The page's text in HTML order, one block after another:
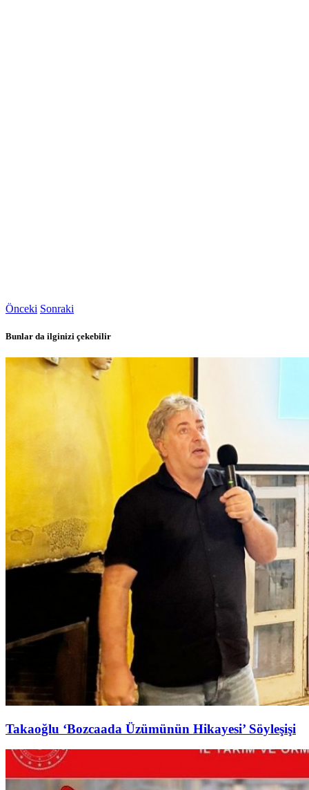
Önceki Sonraki
Bunlar da ilginizi çekebilir
Takaoğlu ‘Bozcaada Üzümünün Hikayesi’ Söyleşişi